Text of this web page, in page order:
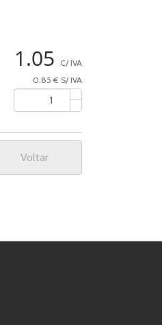
1.05
C/ IVA
0.85 € S/ IVA
Voltar